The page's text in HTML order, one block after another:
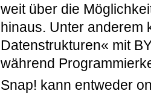
weit über die
hinaus. Unter anderem
Datenstrukturen« mit
während
Snap! kann entweder